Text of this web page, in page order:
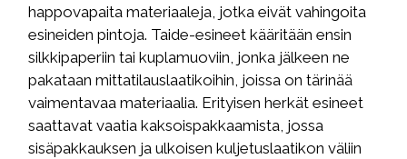
happovapaita materiaaleja, jotka eivät vahingoita
esineiden pintoja. Taide-esineet kääritään ensin
silkkipaperiin tai kuplamuoviin, jonka jälkeen ne
pakataan mittatilauslaatikoihin, joissa on tärinää
vaimentavaa materiaalia. Erityisen herkät esineet
saattavat vaatia kaksoispakkaamista, jossa
sisäpakkauksen ja ulkoisen kuljetuslaatikon väliin